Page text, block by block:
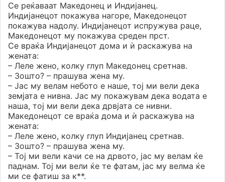
Се реќаваат Македонец и Индијанец.
Индијанецот покажува нагоре, Македонецот
покажува надолу. Индијанецот испружува раце,
Македонецот му покажува среден прст.
Се враќа Индијанецот дома и ѝ раскажува на
жената:
– Леле жено, колку глуп Македонец сретнав.
– Зошто? – прашува жена му.
– Јас му велам небото е наше, тој ми вели дека
земјата е нивна. Јас му покажувам дека водата е
наша, тој ми вели дека дрвјата се нивни.
Македонецот се враќа дома и ѝ раскажува на
жената:
– Леле жено, колку глуп Индијанец сретнав.
– Зошто? – прашува жена му.
– Тој ми вели качи се на дрвото, јас му велам ќе
паднам. Тој ми вели ќе те фатам, јас му велма ќе
ми се фатиш за к**.